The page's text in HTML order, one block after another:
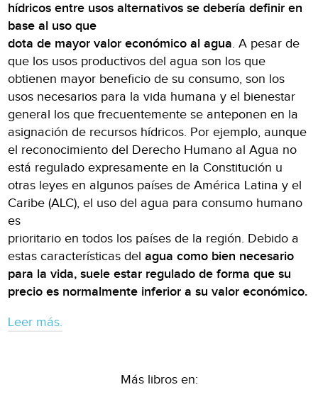
hídricos entre usos alternativos se debería definir en
base al uso que
dota de mayor valor económico al agua. A pesar de
que los usos productivos del agua son los que
obtienen mayor beneficio de su consumo, son los
usos necesarios para la vida humana y el bienestar
general los que frecuentemente se anteponen en la
asignación de recursos hídricos. Por ejemplo, aunque
el reconocimiento del Derecho Humano al Agua no
está regulado expresamente en la Constitución u
otras leyes en algunos países de América Latina y el
Caribe (ALC), el uso del agua para consumo humano
es
prioritario en todos los países de la región. Debido a
estas características del agua como bien necesario
para la vida, suele estar regulado de forma que su
precio es normalmente inferior a su valor económico.
Leer más.
Más libros en: